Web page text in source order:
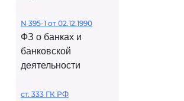
N 395-1 от 02.12.1990
ФЗ о банках и
банковской
деятельности
ст. 333 ГК РФ